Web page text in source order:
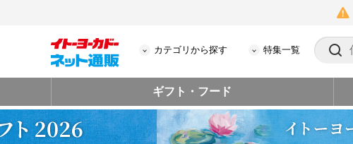
カテゴリから探す 特集一覧
ギフト・フード